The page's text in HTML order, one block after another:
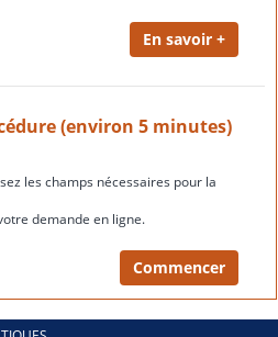
(environ 5 minutes)
les champs nécessaires pour la
demande en ligne.